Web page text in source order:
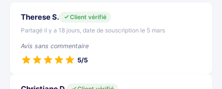
Therese S.
Client vérifié
Partagé il y a 18 jours, date de souscription le 5 mars
Avis sans commentaire
5/5